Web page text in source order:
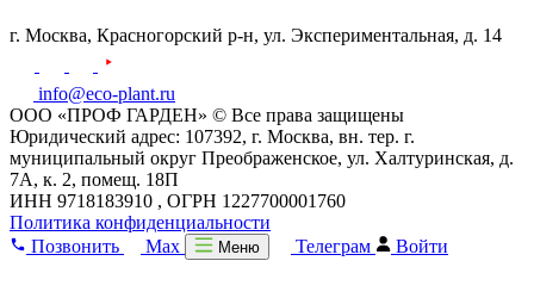
г. Москва, Красногорский р-н, ул. Экспериментальная, д. 14
info@eco-plant.ru
ООО «ПРОФ ГАРДЕН» © Все права защищены
Юридический адрес: 107392, г. Москва, вн. тер. г.
муниципальный округ Преображенское, ул. Халтуринская, д.
7А, к. 2, помещ. 18П
ИНН 9718183910 , ОГРН 1227700001760
Политика конфиденциальности
Позвонить
Max Меню Телеграм Войти